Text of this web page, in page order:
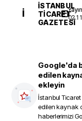
İ
İSTANBUL
TICARET
GAZETESI
Google'da
edilen
ekleyin
İstanbul
edilen kaynak
haberlerimizi